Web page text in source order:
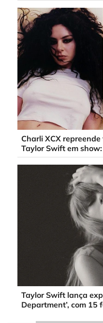
Charli XCX
Taylor Swift em show:
Taylor Swift lança
Department’, com 15